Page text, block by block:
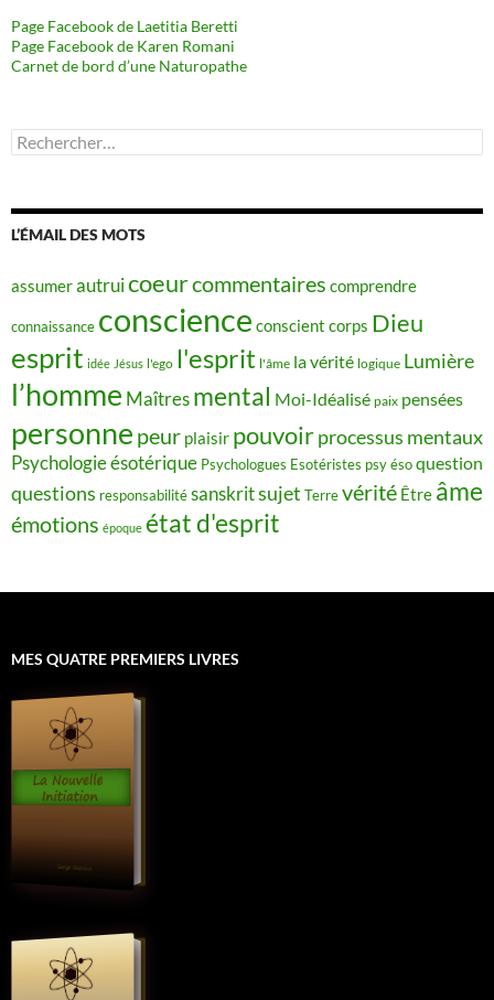
Page Facebook de Laetitia Beretti
Page Facebook de Karen Romani
Carnet de bord d’une Naturopathe
Rechercher :
L’ÉMAIL DES MOTS
assumerautruicoeurcommentaires comprendre
connaissance conscience conscient corps Dieu
esprit idée Jésus l'ego l'esprit l'âme la vérité logique Lumière
l’homme Maîtres mental Moi-Idéalisé paix pensées
personne peur plaisir pouvoirprocessus mentaux
Psychologie ésotérique Psychologues Esotéristes psy ésoquestion
questions responsabilitésanskritsujet Terrevérité Être âme
émotions époque état d'esprit
MES QUATRE PREMIERS LIVRES